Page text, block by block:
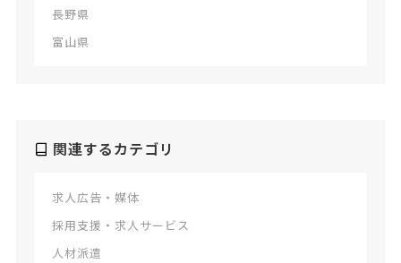
長野県
富山県
関連するカテゴリ
求人広告・媒体
採用支援・求人サービス
人材派遣